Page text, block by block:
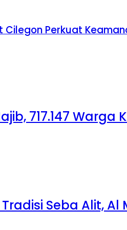
Cilegon Perkuat
717.147
Seba Alit,